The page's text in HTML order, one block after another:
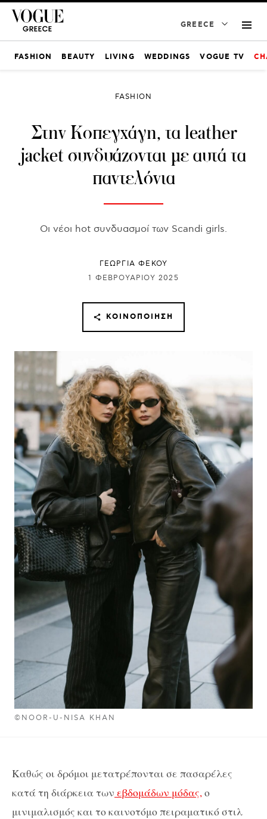
GREECE
FASHION BEAUTY LIVING WEDDINGS VOGUE TV
©NOOR-U-NISA KHAN
FASHION
Στην Κοπεγχάγη, τα leather
jacket συνδυάζονται με αυτά τα
παντελόνια
Οι νέοι hot συνδυασμοί των Scandi girls.
ΓΕΩΡΓΙΑ ΦΕΚΟΥ
1 ΦΕΒΡΟΥΑΡΊΟΥ 2025
ΚΟΙΝΟΠΟΊΗΣΗ
Καθώς οι δρόμοι μετατρέπονται σε πασαρέλες
κατά τη διάρκεια των εβδομάδων μόδας, ο
μινιμαλισμός και το καινοτόμο πειραματικό στιλ